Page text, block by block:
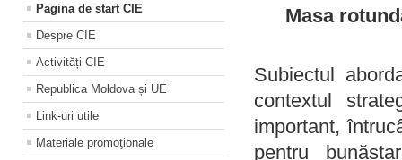
Pagina de start CIE
Despre CIE
Activități CIE
Republica Moldova și UE
Link-uri utile
Materiale promoţionale
Masa
Subiectul
contextul
important,
pentru